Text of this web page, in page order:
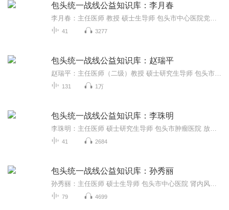
包头统一战线公益知识库：李月春
41 3277
包头统一战线公益知识库：赵瑞平
131 1万
包头统一战线公益知识库：李珠明
41 2684
包头统一战线公益知识库：孙秀丽
79 4699